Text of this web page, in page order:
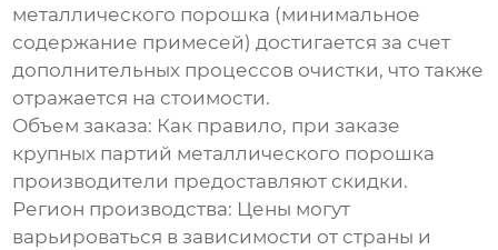
металлического порошка (минимальное
содержание примесей) достигается за счет
дополнительных процессов очистки, что также
отражается на стоимости.
Объем заказа: Как правило, при заказе
крупных партий металлического порошка
производители предоставляют скидки.
Регион производства: Цены могут
варьироваться в зависимости от страны и